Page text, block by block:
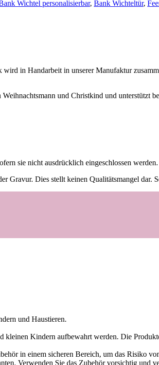
Wichtel personalisierbar, Bank Wichteltür,
in Handarbeit in unserer Manufaktur
und Christkind und unterstützt
sie nicht ausdrücklich eingeschlossen werden.
Gravur. Dies stellt keinen Qualitätsmangel dar.
und Haustieren.
Kindern aufbewahrt werden. Die
in einem sicheren Bereich, um das Risiko
Verwenden Sie das Zubehör vorsichtig und